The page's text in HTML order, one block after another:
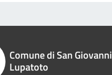
Comune di San Giovanni
Lupatoto